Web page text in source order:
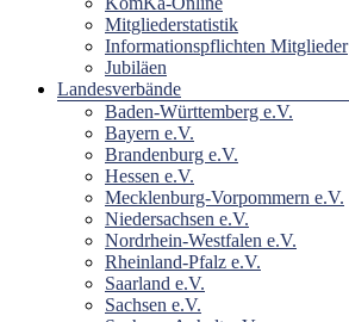
Mitgliederstatistik
Informationspflichten Mitglieder
Jubiläen
Landesverbände
Baden-Württemberg e.V.
Bayern e.V.
Brandenburg e.V.
Hessen e.V.
Mecklenburg-Vorpommern e.V.
Niedersachsen e.V.
Nordrhein-Westfalen e.V.
Rheinland-Pfalz e.V.
Saarland e.V.
Sachsen e.V.